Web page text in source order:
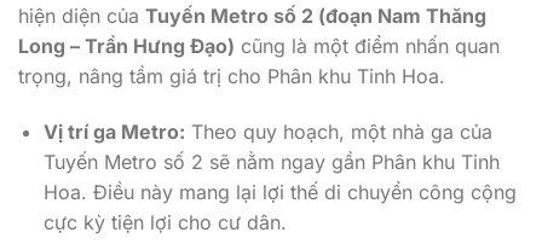
hiện diện của Tuyến Metro số 2 (đoạn Nam Thăng
Long – Trần Hưng Đạo) cũng là một điểm nhấn quan
trọng, nâng tầm giá trị cho Phân khu Tinh Hoa.
Vị trí ga Metro: Theo quy hoạch, một nhà ga của
Tuyến Metro số 2 sẽ nằm ngay gần Phân khu Tinh
Hoa. Điều này mang lại lợi thế di chuyển công cộng
cực kỳ tiện lợi cho cư dân.